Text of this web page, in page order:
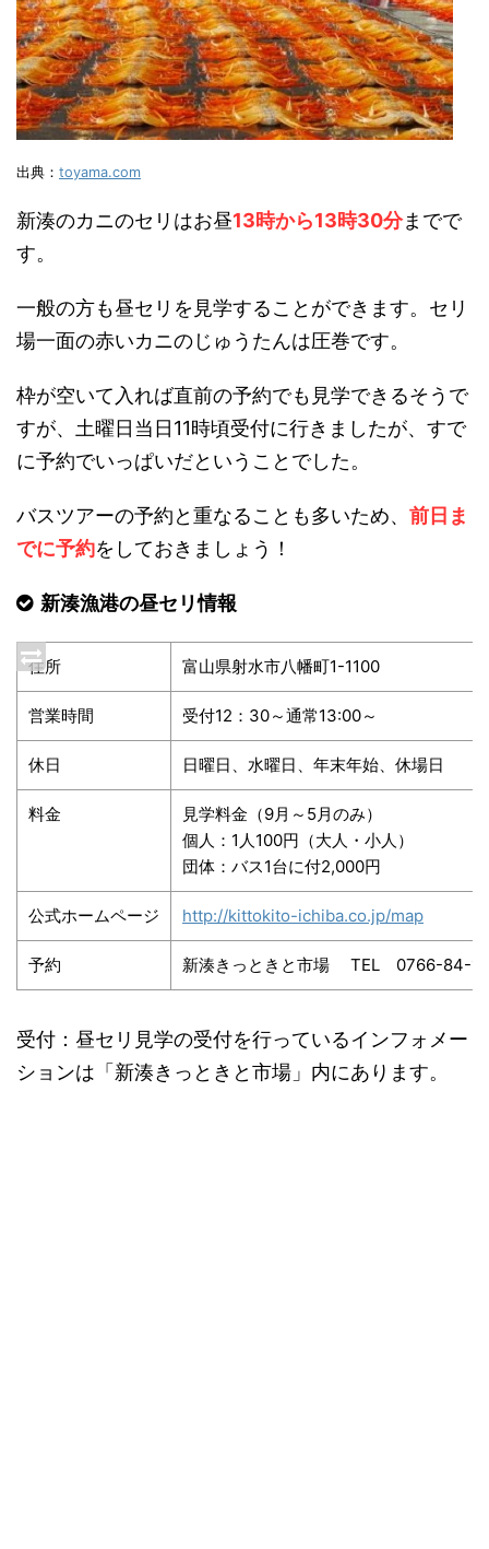
出典： toyama.com
新湊のカニのセリはお昼13時から13時30分までで
す。
一般の方も昼セリを見学することができます。セリ
場一面の赤いカニのじゅうたんは圧巻です。
枠が空いて入れば直前の予約でも見学できるそうで
すが、土曜日当日11時頃受付に行きましたが、すで
に予約でいっぱいだということでした。
バスツアーの予約と重なることも多いため、 前日ま
でに予約をしておきましょう！
新湊漁港の昼セリ情報
住所 富山県射水市八幡町1-1100
営業時間 受付12：30～通常13:00～
休日 日曜日、水曜日、年末年始、休場日
料金
見学料金（9月～5月のみ）
個人：1人100円（大人・小人）
団体：バス1台に付2,000円
公式ホームページ http://kittokito-ichiba.co.jp/map
予約 新湊きっときと市場 TEL 0766-84-
受付：昼セリ見学の受付を行っているインフォメー
ションは「新湊きっときと市場」内にあります。